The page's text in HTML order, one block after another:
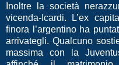
Inoltre la società
vicenda-Icardi. L’ex
finora l’argentino ha
arrivategli. Qualcuno
massima con la